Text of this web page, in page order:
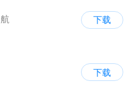
下载
下载